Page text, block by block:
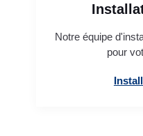
Notre équipe
pour